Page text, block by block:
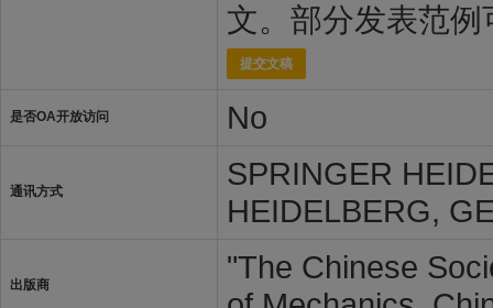
文。部分发表范例
提交文稿
是否OA开放访问 No
通讯方式
SPRINGER
HEIDELBERG,
出版商
"The Chinese